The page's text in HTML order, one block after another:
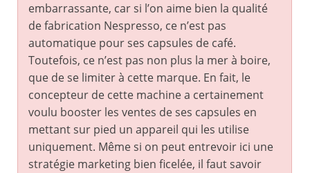
embarrassante, car si l’on aime bien la qualité
de fabrication Nespresso, ce n’est pas
automatique pour ses capsules de café.
Toutefois, ce n’est pas non plus la mer à boire,
que de se limiter à cette marque. En fait, le
concepteur de cette machine a certainement
voulu booster les ventes de ses capsules en
mettant sur pied un appareil qui les utilise
uniquement. Même si on peut entrevoir ici une
stratégie marketing bien ficelée, il faut savoir